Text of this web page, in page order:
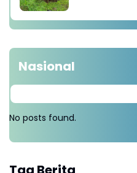
Nasional
No posts found.